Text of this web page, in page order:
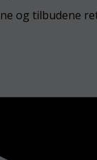
og tilbudene